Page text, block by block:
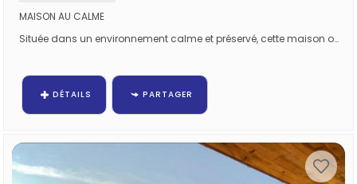
MAISON AU CALME
Située dans un environnement calme et préservé, cette maison offre un cadre de vie privilégié, alliant tranquillité, confort et vue...
DÉTAILS PARTAGER